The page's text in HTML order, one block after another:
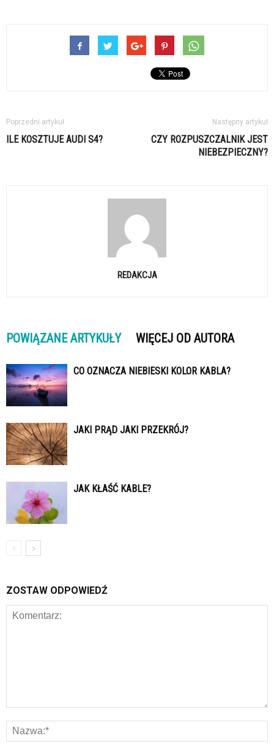
Poprzedni artykuł
ILE KOSZTUJE AUDI S4?
Następny artykuł
CZY ROZPUSZCZALNIK JEST
NIEBEZPIECZNY?
REDAKCJA
POWIĄZANE ARTYKUŁY WIĘCEJ OD AUTORA
CO OZNACZA NIEBIESKI KOLOR KABLA?
JAKI PRĄD JAKI PRZEKRÓJ?
JAK KŁAŚĆ KABLE?
ZOSTAW ODPOWIEDŹ